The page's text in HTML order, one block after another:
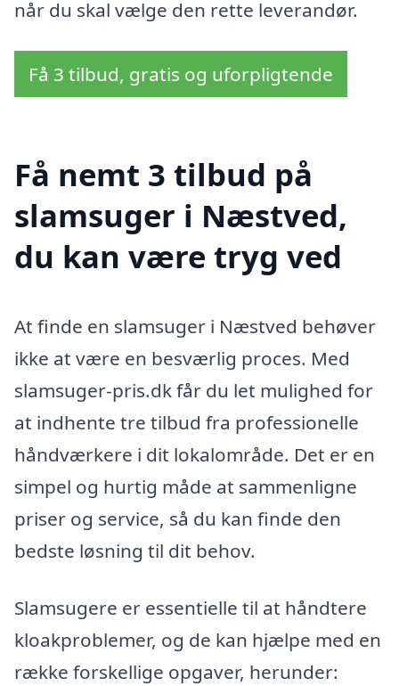
når du skal vælge den rette leverandør.
Få 3 tilbud, gratis og uforpligtende
Få nemt 3 tilbud på
slamsuger i Næstved,
du kan være tryg ved
At finde en slamsuger i Næstved behøver
ikke at være en besværlig proces. Med
slamsuger-pris.dk får du let mulighed for
at indhente tre tilbud fra professionelle
håndværkere i dit lokalområde. Det er en
simpel og hurtig måde at sammenligne
priser og service, så du kan finde den
bedste løsning til dit behov.
Slamsugere er essentielle til at håndtere
kloakproblemer, og de kan hjælpe med en
række forskellige opgaver, herunder: